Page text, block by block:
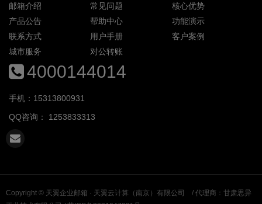
邮箱介绍
产品公告
联系方式
城市服务
常见问题
帮助中心
用户手册
对公转账
核心优势
功能演示
客户案例
4000144014
手机：15313800931
QQ咨询： 1253833313
Copyright © 天翼企业邮箱 · 天翼云计算（南京）有限公司
/ 代理商：甘肃思异